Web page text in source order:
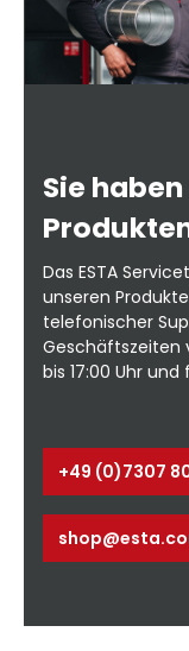
Sie
Das ESTA
unseren
telefonischer
Geschäftszeiten
bis 17:00 Uhr
+49 (0)7307